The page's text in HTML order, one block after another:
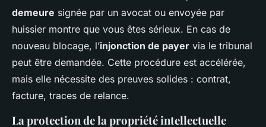
demeure signée par un avocat ou envoyée par
huissier montre que vous êtes sérieux. En cas de
nouveau blocage, l’injonction de payer via le tribunal
peut être demandée. Cette procédure est accélérée,
mais elle nécessite des preuves solides : contrat,
facture, traces de relance.
La protection de la propriété intellectuelle